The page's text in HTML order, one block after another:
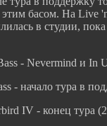
этим басом. На
в студии,
- Nevermind и In
- начало тура в
IV - конец тура